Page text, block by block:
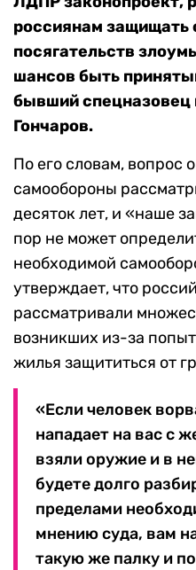
россиянам защищать
посягательств
шансов быть
бывший спецназовец
Гончаров.
По его словам, вопрос
самообороны
десяток лет, и «наше
пор не может
необходимой
утверждает, что
рассматривали
возникших из-за
жилья защититься от
«Если человек
нападает на вас с
взяли оружие и в
будете долго
пределами
мнению суда, вам
такую же палку и